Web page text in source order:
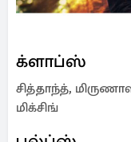
க்ளாப்ஸ்
சித்தாந்த்,
மிக்சிங்